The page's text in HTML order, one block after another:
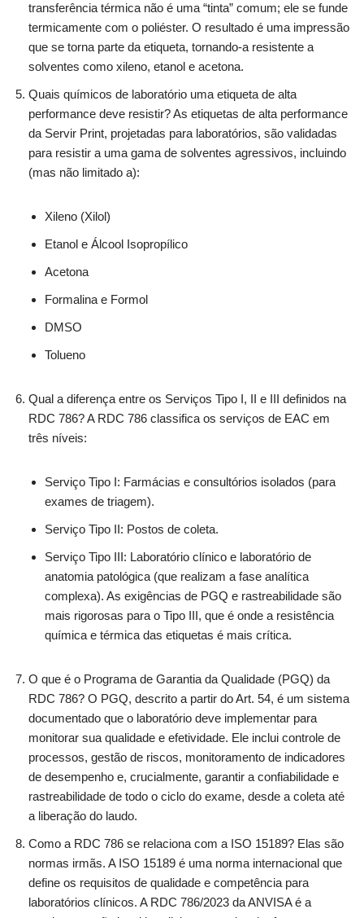
transferência térmica não é uma “tinta” comum; ele se funde
termicamente com o poliéster. O resultado é uma impressão
que se torna parte da etiqueta, tornando-a resistente a
solventes como xileno, etanol e acetona.
Quais químicos de laboratório uma etiqueta de alta
performance deve resistir? As etiquetas de alta performance
da Servir Print, projetadas para laboratórios, são validadas
para resistir a uma gama de solventes agressivos, incluindo
(mas não limitado a):
Xileno (Xilol)
Etanol e Álcool Isopropílico
Acetona
Formalina e Formol
DMSO
Tolueno
Qual a diferença entre os Serviços Tipo I, II e III definidos na
RDC 786? A RDC 786 classifica os serviços de EAC em
três níveis:
Serviço Tipo I: Farmácias e consultórios isolados (para
exames de triagem).
Serviço Tipo II: Postos de coleta.
Serviço Tipo III: Laboratório clínico e laboratório de
anatomia patológica (que realizam a fase analítica
complexa). As exigências de PGQ e rastreabilidade são
mais rigorosas para o Tipo III, que é onde a resistência
química e térmica das etiquetas é mais crítica.
O que é o Programa de Garantia da Qualidade (PGQ) da
RDC 786? O PGQ, descrito a partir do Art. 54, é um sistema
documentado que o laboratório deve implementar para
monitorar sua qualidade e efetividade. Ele inclui controle de
processos, gestão de riscos, monitoramento de indicadores
de desempenho e, crucialmente, garantir a confiabilidade e
rastreabilidade de todo o ciclo do exame, desde a coleta até
a liberação do laudo.
Como a RDC 786 se relaciona com a ISO 15189? Elas são
normas irmãs. A ISO 15189 é uma norma internacional que
define os requisitos de qualidade e competência para
laboratórios clínicos. A RDC 786/2023 da ANVISA é a